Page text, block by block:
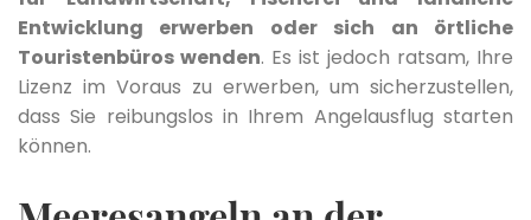
Entwicklung erwerben oder sich an örtliche
Touristenbüros wenden. Es ist jedoch ratsam, Ihre
Lizenz im Voraus zu erwerben, um sicherzustellen,
dass Sie reibungslos in Ihrem Angelausflug starten
können.